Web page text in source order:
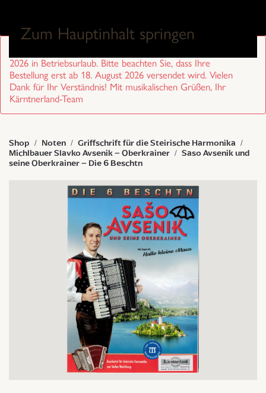
Zum Hauptinhalt springen
2026 in Betriebsurlaub. Bitte beachten Sie, dass Ihre
Bestellung erst ab 18. August 2026 versendet wird. Vielen
Dank für Ihr Verständnis! Mit musikalischen Grüßen, Ihr
Kärntnerland-Team
Shop Noten
Griffschrift für die Steirische Harmonika
Michlbauer Slavko Avsenik – Oberkrainer
Saso Avsenik und
seine Oberkrainer – Die 6 Beschtn